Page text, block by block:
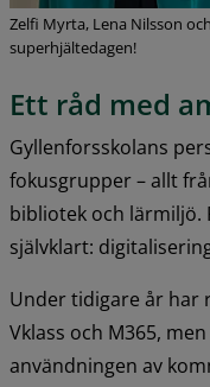
Zelfi Myrta, Lena Nilsson
superhjältedagen!
Ett råd med
Gyllenforsskolans
fokusgrupper – allt
bibliotek och lärmiljö.
självklart:
Under tidigare år har
Vklass och M365,
användningen av